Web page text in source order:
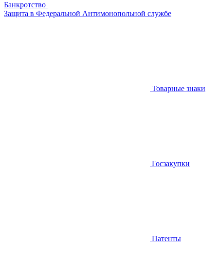
Банкротство
Защита в Федеральной Антимонопольной службе
Товарные знаки
Госзакупки
Патенты